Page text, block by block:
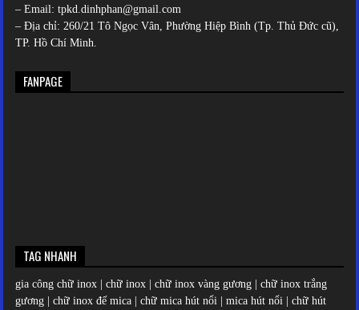
– Email: tpkd.dinhphan@gmail.com
– Địa chỉ: 260/21 Tô Ngọc Vân, Phường Hiệp Bình (Tp. Thủ Đức cũ),
TP. Hồ Chí Minh.
FANPAGE
TAG NHANH
gia công chữ inox |chữ inox |chữ inox vàng gương |chữ inox trắng
gương |chữ inox đế mica |chữ mica hút nổi |mica hút nổi |chữ hút